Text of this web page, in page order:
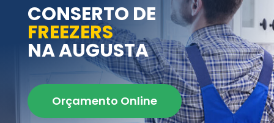
CONSERTO DE
FREEZERS
NA AUGUSTA
Orçamento Online